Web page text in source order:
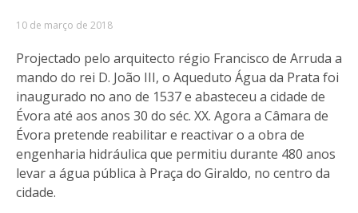
10 de março de 2018
Projectado pelo arquitecto régio Francisco de Arruda a
mando do rei D. João III, o Aqueduto Água da Prata foi
inaugurado no ano de 1537 e abasteceu a cidade de
Évora até aos anos 30 do séc. XX. Agora a Câmara de
Évora pretende reabilitar e reactivar o a obra de
engenharia hidráulica que permitiu durante 480 anos
levar a água pública à Praça do Giraldo, no centro da
cidade.